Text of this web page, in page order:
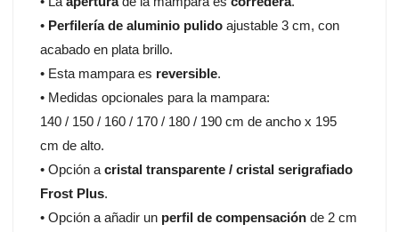
• Perfilería de aluminio pulido ajustable 3 cm, con
acabado en plata brillo.
• Esta mampara es reversible.
• Medidas opcionales para la mampara:
140 / 150 / 160 / 170 / 180 / 190 cm de ancho x 195
cm de alto.
• Opción a cristal transparente / cristal serigrafiado
Frost Plus.
• Opción a añadir un perfil de compensación de 2 cm